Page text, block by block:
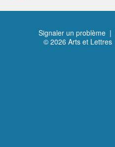
Signaler un problème |
© 2026 Arts et Lettres